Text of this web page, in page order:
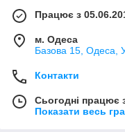
Працює з
м. Одеса
Базова 15, Одеса,
Контакти
Сьогодні працює
Показати весь